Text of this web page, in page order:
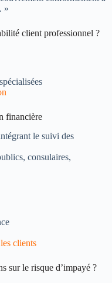
»
client professionnel ?
financière
le suivi des
consulaires,
clients
sur le risque d’impayé ?